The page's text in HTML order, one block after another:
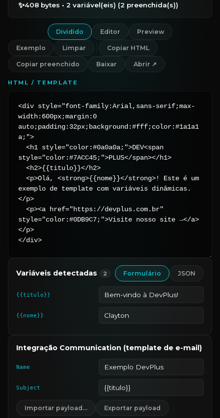
✨408 bytes • 2 variável(eis) (2 preenchida(s))
Dividido Editor Preview
Exemplo Limpar Copiar HTML
Copiar preenchido Baixar Abrir ↗
HTML / TEMPLATE
Variáveis detectadas 2 Formulário JSON
{{titulo}}
{{nome}}
Integração Communication (template de e-mail)
Name
Subject
Importar payload… Exportar payload